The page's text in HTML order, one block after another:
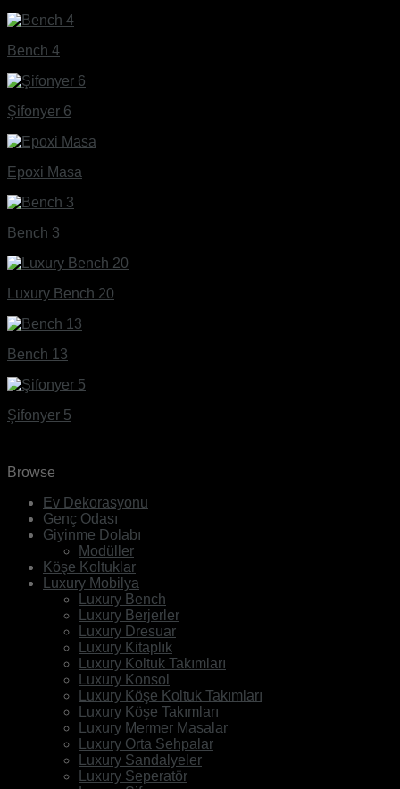
Bench 4
Şifonyer 6
Epoxi Masa
Bench 3
Luxury Bench 20
Bench 13
Şifonyer 5
Browse
Ev Dekorasyonu
Genç Odası
Giyinme Dolabı
Modüller
Köşe Koltuklar
Luxury Mobilya
Luxury Bench
Luxury Berjerler
Luxury Dresuar
Luxury Kitaplık
Luxury Koltuk Takımları
Luxury Konsol
Luxury Köşe Koltuk Takımları
Luxury Köşe Takımları
Luxury Mermer Masalar
Luxury Orta Sehpalar
Luxury Sandalyeler
Luxury Seperatör